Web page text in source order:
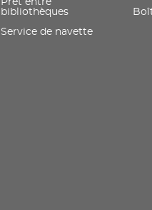
Prêt entre
bibliothèques
Service de navette